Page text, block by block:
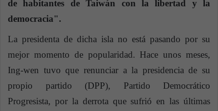
de habitantes de Taiwán con la libertad y la
democracia".
La presidenta de dicha isla no está pasando por su
mejor momento de popularidad. Hace unos meses,
Ing-wen tuvo que renunciar a la presidencia de su
propio partido (DPP), Partido Democrático
Progresista, por la derrota que sufrió en las últimas